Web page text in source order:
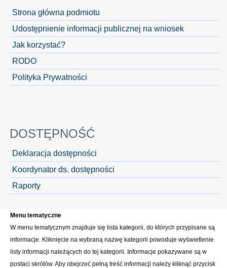
Strona główna podmiotu
Udostępnienie informacji publicznej na wniosek
Jak korzystać?
RODO
Polityka Prywatności
DOSTĘPNOŚĆ
Deklaracja dostępności
Koordynator ds. dostępności
Raporty
Menu tematyczne
W menu tematycznym znajduje się lista kategorii, do których przypisane są
informacje. Kliknięcie na wybraną nazwę kategorii powoduje wyświetlenie
listy informacji należących do tej kategorii. Informacje pokazywane są w
postaci skrótów. Aby obejrzeć pełną treść informacji należy kliknąć przycisk